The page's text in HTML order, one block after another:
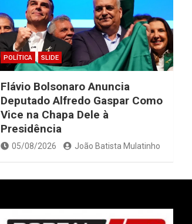
POLÍTICA SLIDE
Flávio Bolsonaro Anuncia
Deputado Alfredo Gaspar Como
Vice na Chapa Dele à
Presidência
05/08/2026 João Batista Mulatinho